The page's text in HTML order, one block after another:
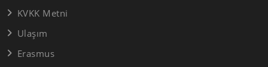
KVKK Metni
Ulaşım
Erasmus